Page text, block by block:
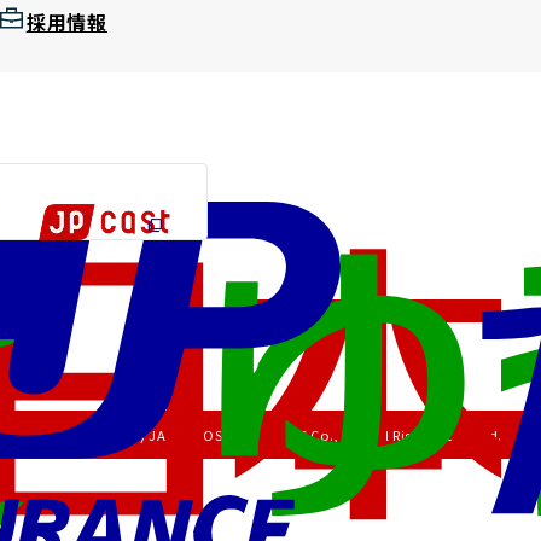
採用情報
Copyright (C) JAPAN POST HOLDINGS Co., Ltd. All Rights Reserved.